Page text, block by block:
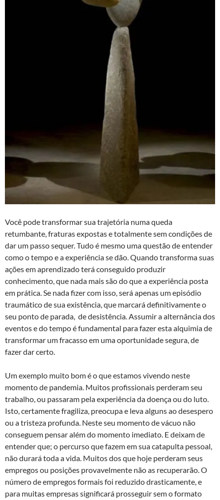
Você pode transformar sua trajetória numa queda
retumbante, fraturas expostas e totalmente sem condições de
dar um passo sequer. Tudo é mesmo uma questão de entender
como o tempo e a experiência se dão. Quando transforma suas
ações em aprendizado terá conseguido produzir
conhecimento, que nada mais são do que a experiência posta
em prática. Se nada fizer com isso, será apenas um episódio
traumático de sua existência, que marcará definitivamente o
seu ponto de parada, de desistência. Assumir a alternância dos
eventos e do tempo é fundamental para fazer esta alquimia de
transformar um fracasso em uma oportunidade segura, de
fazer dar certo.
Um exemplo muito bom é o que estamos vivendo neste
momento de pandemia. Muitos profissionais perderam seu
trabalho, ou passaram pela experiência da doença ou do luto.
Isto, certamente fragiliza, preocupa e leva alguns ao desespero
ou a tristeza profunda. Neste seu momento de vácuo não
conseguem pensar além do momento imediato. E deixam de
entender que; o percurso que fazem em sua catapulta pessoal,
não durará toda a vida. Muitos dos que hoje perderam seus
empregos ou posições provavelmente não as recuperarão. O
número de empregos formais foi reduzido drasticamente, e
para muitas empresas significará prosseguir sem o formato